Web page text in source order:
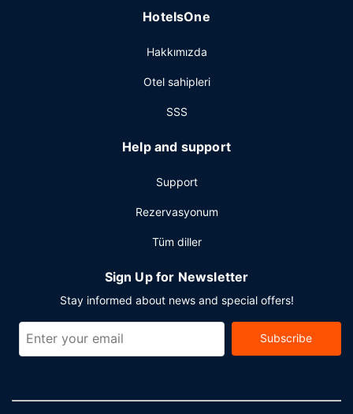
San Francisco bölgesinde bir etkinlik mi planlıyorsunuz? Bu
merkezi ve 65 toplantı odası sunmaktadır.
HotelsOne
Hakkımızda
Otel sahipleri
SSS
Help and support
Support
Rezervasyonum
Tüm diller
Sign Up for Newsletter
Stay informed about news and special offers!
Subscribe